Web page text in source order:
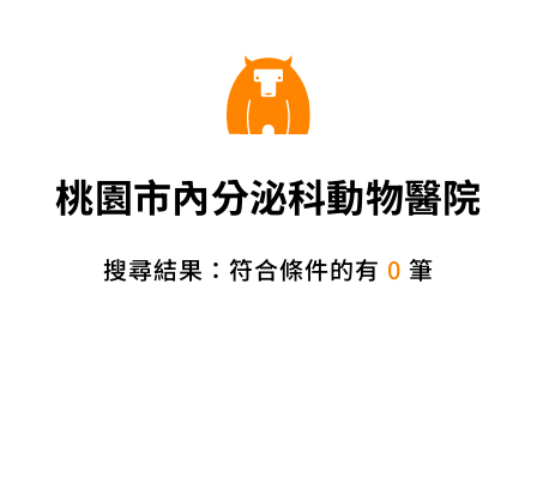
桃園市內分泌科動物醫院
搜尋結果：符合條件的有 0 筆